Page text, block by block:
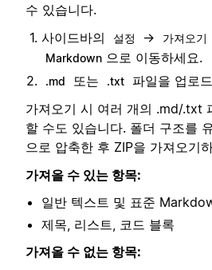
수 있습니다.
사이드바의
설정 → 가져오기
Markdown 으로 이동하세요.
.md 또는 .txt
파일을 업로
가져오기 시 여러 개의 .md/.txt
할 수도 있습니다. 폴더 구조를
으로 압축한 후 ZIP을 가져오기
가져올 수 있는 항목:
일반 텍스트 및 표준
제목, 리스트, 코드 블록
가져올 수 없는 항목: